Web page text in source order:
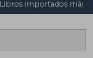
Libros importados más